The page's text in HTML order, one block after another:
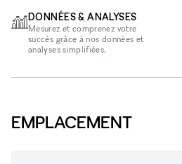
DONNÉES & ANALYSES
Mesurez et comprenez votre
succès grâce à nos données et
analyses simplifiées.
EMPLACEMENT